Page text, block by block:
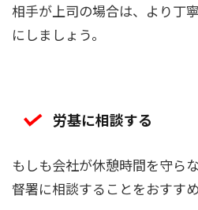
相手が上司の場合は、より丁
にしましょう。
労基に相談する
もしも会社が休憩時間を守ら
督署に相談することをおすすめ